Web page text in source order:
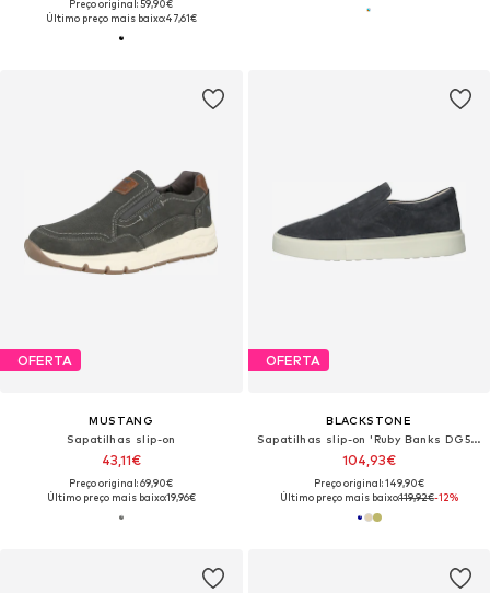
Preço original: 59,90€
Último preço mais baixo:47,61€
OFERTA
MUSTANG
Sapatilhas slip-on
43,11€
Preço original: 69,90€
Último preço mais baixo:19,96€
OFERTA
BLACKSTONE
Sapatilhas slip-on 'Ruby Banks DG508'
104,93€
Preço original: 149,90€
Último preço mais baixo:119,92€-12%